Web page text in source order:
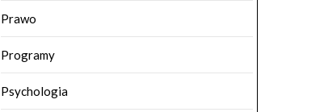
Prawo
Programy
Psychologia